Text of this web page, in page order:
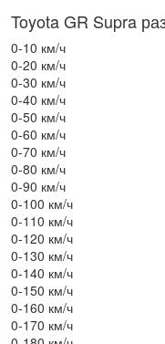
Toyota GR Supra
0-10 км/ч
0-20 км/ч
0-30 км/ч
0-40 км/ч
0-50 км/ч
0-60 км/ч
0-70 км/ч
0-80 км/ч
0-90 км/ч
0-100 км/ч
0-110 км/ч
0-120 км/ч
0-130 км/ч
0-140 км/ч
0-150 км/ч
0-160 км/ч
0-170 км/ч